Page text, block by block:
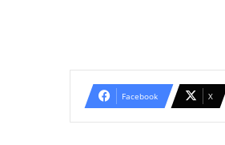
Facebook X